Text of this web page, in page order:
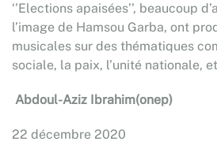
‘’Elections apaisées’’, beaucoup
l’image de Hamsou Garba, ont
musicales sur des thématiques
sociale, la paix, l’unité nationale,
Abdoul-Aziz Ibrahim(onep)
22 décembre 2020